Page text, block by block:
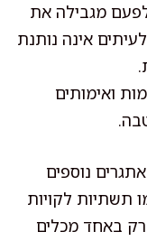
מגבילה את
אינה נותנת
ואימותים
נוספים
תשתיות לקויות
רק באחד מכלים